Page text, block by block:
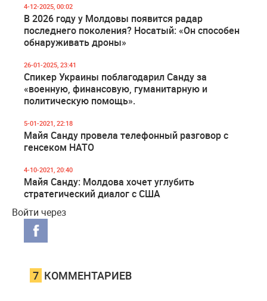
4-12-2025, 00:02
В 2026 году у Молдовы появится радар
последнего поколения? Носатый: «Он способен
обнаруживать дроны»
26-01-2025, 23:41
Спикер Украины поблагодарил Санду за
«военную, финансовую, гуманитарную и
политическую помощь».
5-01-2021, 22:18
Майя Санду провела телефонный разговор с
генсеком НАТО
4-10-2021, 20:40
Майя Санду: Молдова хочет углубить
стратегический диалог с США
Войти через
7 КОММЕНТАРИЕВ